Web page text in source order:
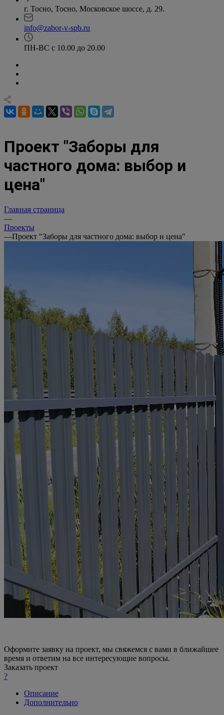
г. Тосно, Тосно, Московское шоссе, д. 29.
info@zabor-v-spb.ru
ПН-ВС с 10.00 до 20.00
Проект "Заборы для
частного дома: выбор и
цена"
Главная страница
—
Проекты
—Проект "Заборы для частного дома: выбор и цена"
Оформите заявку на проект, мы свяжемся с вами в ближайшее
время и ответим на все интересующие вопросы.
Заказать проект
?
Описание
Дополнительно